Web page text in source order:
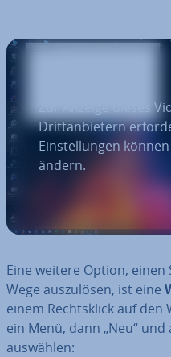
Zur Anzeige dieses
Drittanbietern
Einstellungen können
ändern.
Eine weitere Option,
Wege aus­zu­lö­sen, ist eine
einem Rechts­klick auf
ein Menü, dann „Neu“
auswählen: